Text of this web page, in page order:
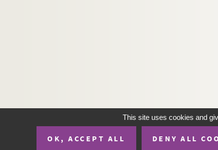
This site uses cookies and
OK, ACCEPT ALL DENY ALL